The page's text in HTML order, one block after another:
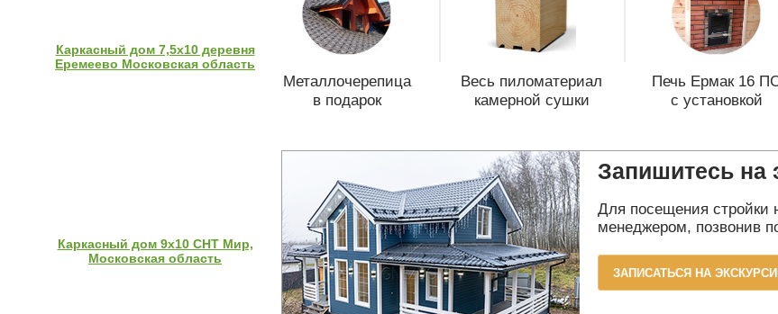
Металлочерепица
в подарок
Весь пиломатериал
камерной сушки
Печь Ермак 16
с установкой
Запишитесь на
Для посещения стройки
менеджером, позвонив
ЗАПИСАТЬСЯ НА
Каркасный дом 7,5х10 деревня
Еремеево Московская область
Каркасный дом 9х10 СНТ Мир,
Московская область